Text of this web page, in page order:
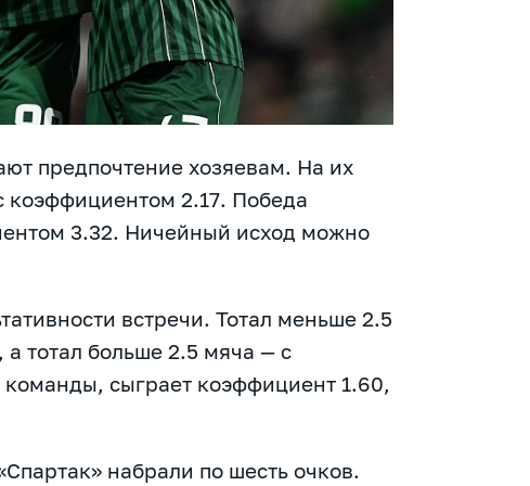
предпочтение хозяевам. На их
коэффициентом 2.17. Победа
3.32. Ничейный исход можно
встречи. Тотал меньше 2.5
тотал больше 2.5 мяча — с
сыграет коэффициент 1.60,
набрали по шесть очков.